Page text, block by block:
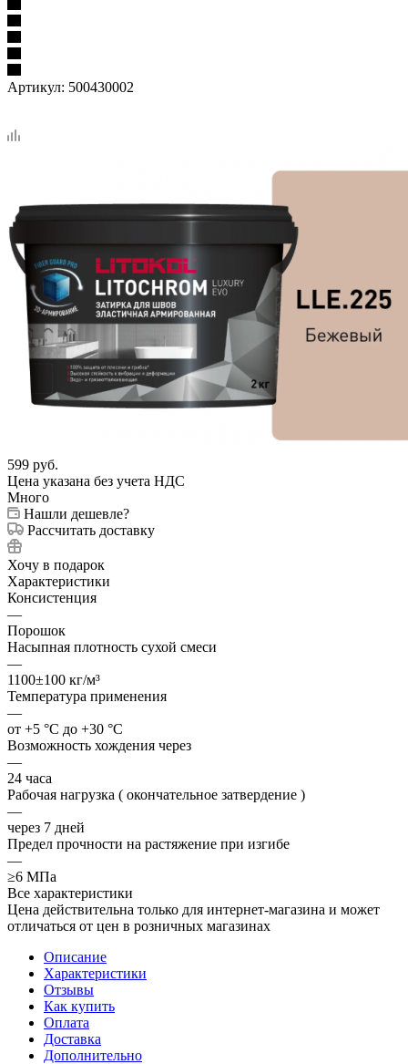
Артикул: 500430002
599 руб.
Цена указана без учета НДС
Много
Нашли дешевле?
Рассчитать доставку
Хочу в подарок
Характеристики
Консистенция
—
Порошок
Насыпная плотность сухой смеси
—
1100±100 кг/м³
Температура применения
—
от +5 °C до +30 °C
Возможность хождения через
—
24 часа
Рабочая нагрузка ( окончательное затвердение )
—
через 7 дней
Предел прочности на растяжение при изгибе
—
≥6 МПа
Все характеристики
Цена действительна только для интернет-магазина и может
отличаться от цен в розничных магазинах
Описание
Характеристики
Отзывы
Как купить
Оплата
Доставка
Дополнительно